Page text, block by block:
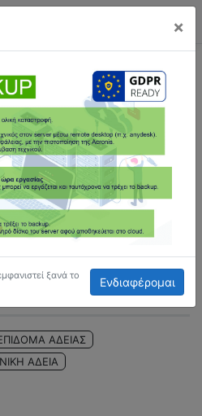
Έτους
04:36 967
-04:36
Settings
Enter
ΑΔΕΙΑΣ
ΑΔΕΙΑ
×
ξανά το
Ενδιαφέρομαι